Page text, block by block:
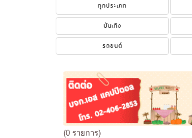
ทุกประเภท
บันเทิง
รถยนต์
(0 รายการ)